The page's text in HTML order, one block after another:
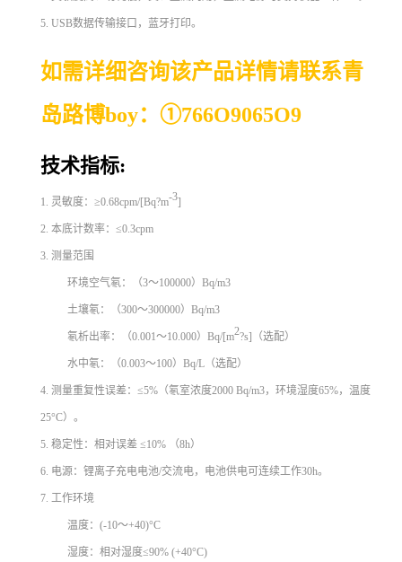
5. USB数据传输接口，蓝牙打印。
如需详细咨询该产品详情请联系青
岛路博boy： ①766O9065O9
技术指标:
1. 灵敏度：≥0.68cpm/[Bq?m-3]
2. 本底计数率：≤0.3cpm
3. 测量范围
环境空气氡：（3～100000）Bq/m3
土壤氡：（300～300000）Bq/m3
氡析出率：（0.001～10.000）Bq/[m2?s]（选配）
水中氡：（0.003～100）Bq/L（选配）
4. 测量重复性误差：≤5%（氡室浓度2000 Bq/m3，环境湿度65%，温度
25°C）。
5. 稳定性：相对误差 ≤10% （8h）
6. 电源：锂离子充电电池/交流电，电池供电可连续工作30h。
7. 工作环境
温度：(-10～+40)°C
湿度：相对湿度≤90% (+40°C)